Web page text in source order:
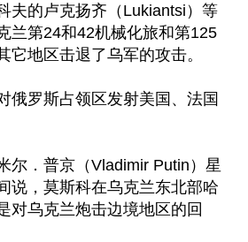
夫的卢克扬齐（Lukiantsi）等
兰第24和42机械化旅和第125
它地区击退了乌军的攻击。
俄罗斯占领区发射美国、法国
尔．普京（Vladimir Putin）星
说，莫斯科在乌克兰东北部哈
对乌克兰炮击边境地区的回